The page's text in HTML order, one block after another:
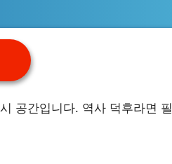
공간입니다. 역사 덕후라면 필